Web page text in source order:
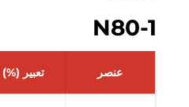
N80-1
عنصر تعبير (%)